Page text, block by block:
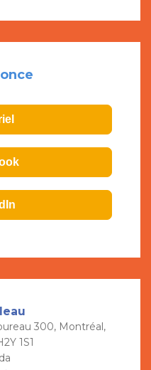
300, Montréal,
1S1